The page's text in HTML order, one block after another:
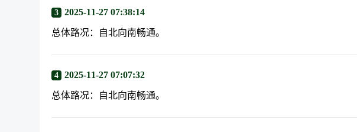
3 2025-11-27 07:38:14
总体路况：自北向南畅通。
4 2025-11-27 07:07:32
总体路况：自北向南畅通。